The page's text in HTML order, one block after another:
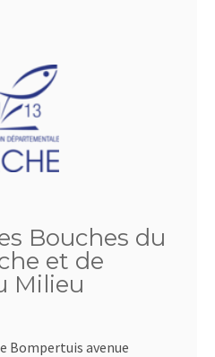
Bouches du
et de
Milieu
Bompertuis avenue